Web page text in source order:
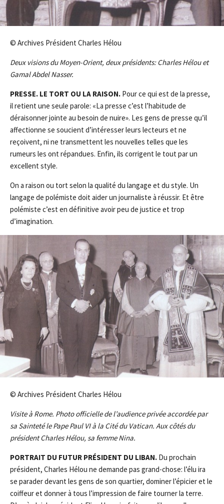
© Archives Président Charles Hélou
Deux visions du Moyen-Orient, deux présidents: Charles Hélou et
Gamal Abdel Nasser.
PRESSE. LE TORT OU LA RAISON. Pour ce qui est de la presse,
il retient une seule parole: «La presse c’est l’habitude de
déraisonner jointe au besoin de nuire». Les gens de presse qu’il
affectionne se soucient d’intéresser leurs lecteurs et ne
reçoivent, ni ne transmettent les nouvelles telles que les
rumeurs les ont répandues. Enfin, ils corrigent le tout par un
excellent style.
On a raison ou tort selon la qualité du langage et du style. Un
langage de polémiste doit aider un journaliste à réussir. Et être
polémiste c’est en définitive avoir peu de justice et trop
d’imagination.
© Archives Président Charles Hélou
Visite à Rome. Photo officielle de l’audience privée accordée par
sa Sainteté le Pape Paul VI à la Cité du Vatican. Aux côtés du
président Charles Hélou, sa femme Nina.
PORTRAIT DU FUTUR PRÉSIDENT DU LIBAN. Du prochain
président, Charles Hélou ne demande pas grand-chose: l’élu ira
se parader devant les gens de son quartier, dominer l’épicier et le
coiffeur et donner à tous l’impression de faire tourner la terre.